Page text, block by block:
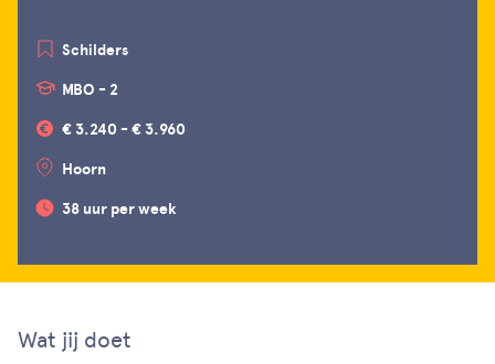
Schilders
MBO - 2
€ 3.240 - € 3.960
Hoorn
38 uur per week
Wat jij doet